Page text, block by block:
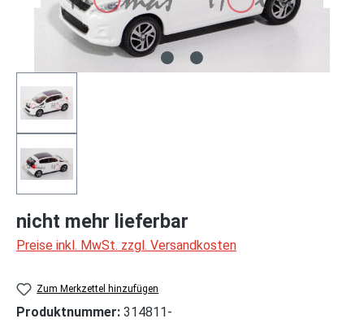
nicht mehr lieferbar
Preise inkl. MwSt. zzgl. Versandkosten
Zum Merkzettel hinzufügen
Produktnummer: 314811-